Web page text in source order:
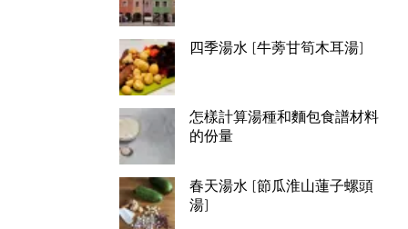
四季湯水 [牛蒡甘筍木耳湯]
怎樣計算湯種和麵包食譜材料
的份量
春天湯水 [節瓜淮山蓮子螺頭
湯]